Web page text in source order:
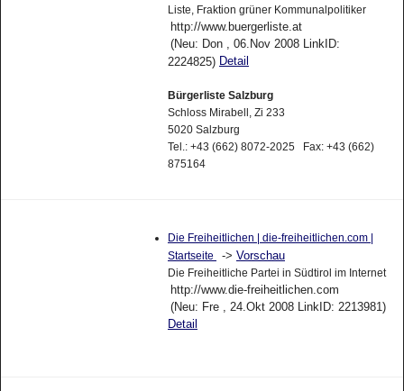
Liste, Fraktion grüner Kommunalpolitiker
http://www.buergerliste.at
(Neu: Don , 06.Nov 2008 LinkID:
2224825) Detail
Bürgerliste Salzburg
Schloss Mirabell, Zi 233
5020 Salzburg
Tel.: +43 (662) 8072-2025 Fax: +43 (662)
875164
Die Freiheitlichen | die-freiheitlichen.com |
Startseite
-> Vorschau
Die Freiheitliche Partei in Südtirol im Internet
http://www.die-freiheitlichen.com
(Neu: Fre , 24.Okt 2008 LinkID: 2213981)
Detail